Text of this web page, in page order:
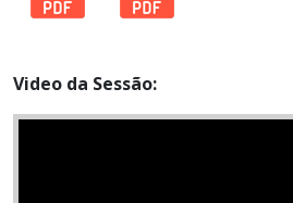
Video da Sessão: